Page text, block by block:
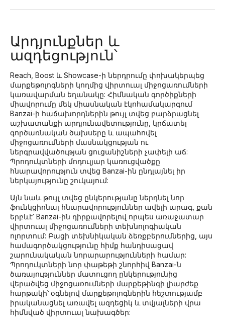
Արդյունքներ և
ազդեցություն՝
Reach, Boost և Showcase-ի ներդրումը փոխակերպեց
մարքեթոլոգների կողմից վիրտուալ միջոցառումների
կառավարման եղանակը: Հիմնական գործիքների
միավորումը մեկ միասնական էկոհամակարգում
Banzai-ի հաճախորդներին թույլ տվեց բարձրացնել
աշխատանքի արդյունավետությունը, կրճատել
գործառնական ծախսերը և ապահովել
միջոցառումների մասնակցության ու
ներգրավվածության ցուցանիշների չափելի աճ:
Պրոդուկտների մոդուլյար կառուցվածքը
հնարավորություն տվեց Banzai-ին ընդլայնել իր
ներկայությունը շուկայում:
Այն նաև թույլ տվեց ընկերությանը ներդնել նոր
ֆունկցիոնալ հնարավորություններ ավելի արագ, քան
երբևէ՝ Banzai-ին դիրքավորելով որպես առաջատար
վիրտուալ միջոցառումների տեխնոլոգիական
ոլորտում: Բացի տեխնիկական ձեռքբերումներից, այս
համագործակցությունը հիմք հանդիսացավ
շարունակական նորարարությունների համար:
Պրոդուկտների նոր փաթեթի շնորհիվ Banzai-ն
ծառայություններ մատուցող ընկերությունից
վերածվեց միջոցառումների մարքեթինգի լիարժեք
հարթակի՝ օգնելով մարքեթոլոգներին հեշտությամբ
իրականացնել առավել ազդեցիկ և տվյալների վրա
հիմնված վիրտուալ նախագծեր: